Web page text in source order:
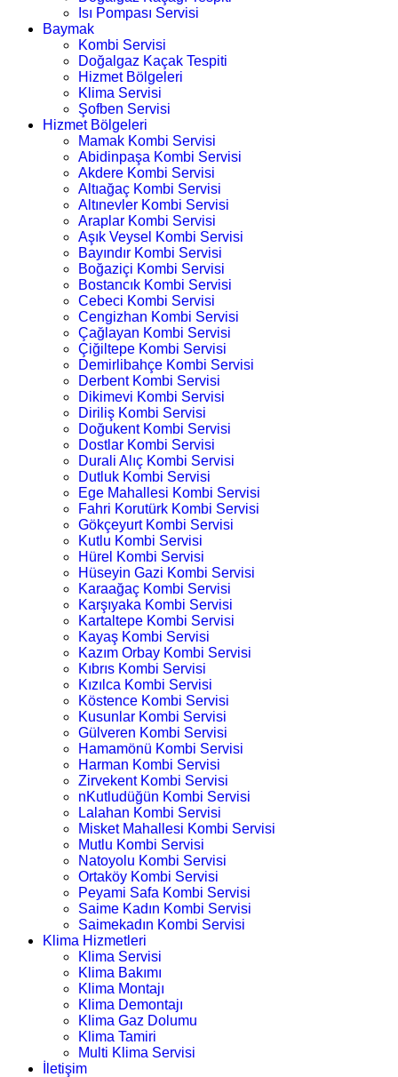
Isı Pompası Servisi
Baymak
Kombi Servisi
Doğalgaz Kaçak Tespiti
Hizmet Bölgeleri
Klima Servisi
Şofben Servisi
Hizmet Bölgeleri
Mamak Kombi Servisi
Abidinpaşa Kombi Servisi
Akdere Kombi Servisi
Altıağaç Kombi Servisi
Altınevler Kombi Servisi
Araplar Kombi Servisi
Aşık Veysel Kombi Servisi
Bayındır Kombi Servisi
Boğaziçi Kombi Servisi
Bostancık Kombi Servisi
Cebeci Kombi Servisi
Cengizhan Kombi Servisi
Çağlayan Kombi Servisi
Çiğiltepe Kombi Servisi
Demirlibahçe Kombi Servisi
Derbent Kombi Servisi
Dikimevi Kombi Servisi
Diriliş Kombi Servisi
Doğukent Kombi Servisi
Dostlar Kombi Servisi
Durali Alıç Kombi Servisi
Dutluk Kombi Servisi
Ege Mahallesi Kombi Servisi
Fahri Korutürk Kombi Servisi
Gökçeyurt Kombi Servisi
Kutlu Kombi Servisi
Hürel Kombi Servisi
Hüseyin Gazi Kombi Servisi
Karaağaç Kombi Servisi
Karşıyaka Kombi Servisi
Kartaltepe Kombi Servisi
Kayaş Kombi Servisi
Kazım Orbay Kombi Servisi
Kıbrıs Kombi Servisi
Kızılca Kombi Servisi
Köstence Kombi Servisi
Kusunlar Kombi Servisi
Gülveren Kombi Servisi
Hamamönü Kombi Servisi
Harman Kombi Servisi
Zirvekent Kombi Servisi
nKutludüğün Kombi Servisi
Lalahan Kombi Servisi
Misket Mahallesi Kombi Servisi
Mutlu Kombi Servisi
Natoyolu Kombi Servisi
Ortaköy Kombi Servisi
Peyami Safa Kombi Servisi
Saime Kadın Kombi Servisi
Saimekadın Kombi Servisi
Klima Hizmetleri
Klima Servisi
Klima Bakımı
Klima Montajı
Klima Demontajı
Klima Gaz Dolumu
Klima Tamiri
Multi Klima Servisi
İletişim